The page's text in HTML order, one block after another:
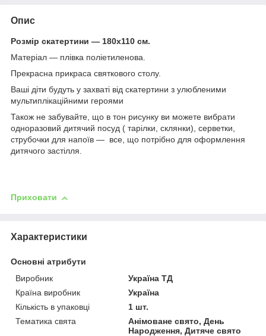
Опис
Розмір скатертини — 180х110 см.
Матеріал — плівка поліетиленова.
Прекрасна прикраса святкового столу.
Ваші діти будуть у захваті від скатертини з улюбленими
мультиплікаційними героями
Також не забувайте, що в тон рисунку ви можете вибрати
одноразовий дитячий посуд ( тарілки, склянки), серветки,
струбочки для напоїв — все, що потрібно для оформлення
дитячого застілля.
Приховати
Характеристики
Основні атрибути
Виробник
Україна ТД
Країна виробник
Україна
Кількість в упаковці
1 шт.
Тематика свята
Анімоване свято, День
Народження, Дитяче свято